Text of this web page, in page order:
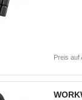
Preis auf